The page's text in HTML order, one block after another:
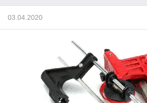
03.04.2020